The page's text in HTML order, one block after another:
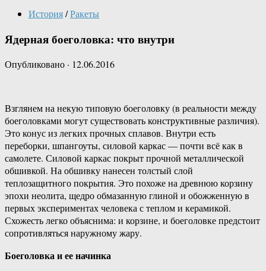
История/Ракеты
Ядерная боеголовка: что внутри
Опубликовано · 12.06.2016
Взглянем на некую типовую боеголовку (в реальности между
боеголовками могут существовать конструктивные различия).
Это конус из легких прочных сплавов. Внутри есть
переборки, шпангоуты, силовой каркас — почти всё как в
самолете. Силовой каркас покрыт прочной металлической
обшивкой. На обшивку нанесен толстый слой
теплозащитного покрытия. Это похоже на древнюю корзину
эпохи неолита, щедро обмазанную глиной и обожженную в
первых экспериментах человека с теплом и керамикой.
Схожесть легко объяснима: и корзине, и боеголовке предстоит
сопротивляться наружному жару.
Боеголовка и ее начинка